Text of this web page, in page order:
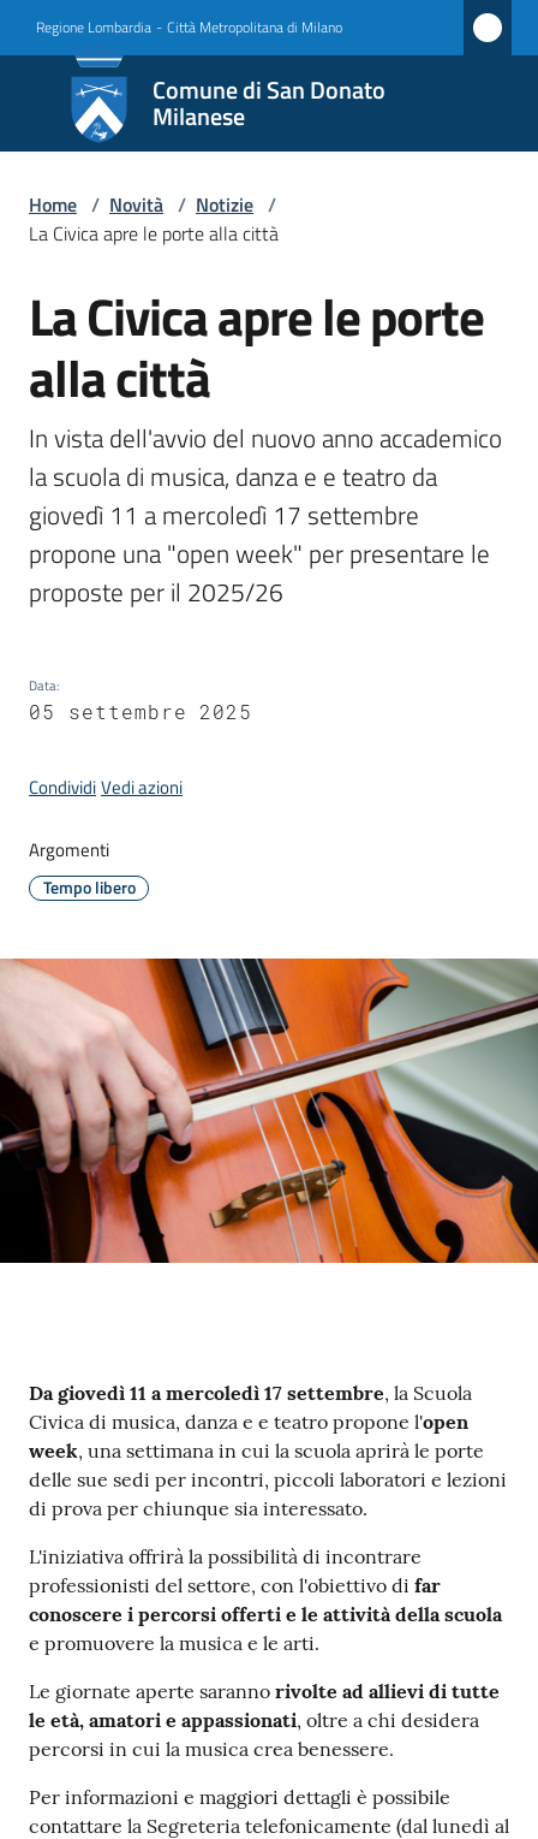
Regione Lombardia - Città Metropolitana di Milano
Comune di San Donato
Milanese
Comune
di San
Donato
Milanese
Amministrazione
Novità
Menu selezionato
Servizi
Vivere
San
Donato
Milanese
argomenti
Seguici
Home / Novità / Notizie /
La Civica apre le porte alla città
Salta al contenuto
La Civica apre le porte
alla città
In vista dell'avvio del nuovo anno accademico
la scuola di musica, danza e e teatro da
giovedì 11 a mercoledì 17 settembre
propone una "open week" per presentare le
proposte per il 2025/26
Data:
05 settembre 2025
CondividiVedi azioni
Argomenti
Tempo libero
Contenuto
Da giovedì 11 a mercoledì 17 settembre, la Scuola
Civica di musica, danza e e teatro propone l'open
week, una settimana in cui la scuola aprirà le porte
delle sue sedi per incontri, piccoli laboratori e lezioni
di prova per chiunque sia interessato.
L'iniziativa offrirà la possibilità di incontrare
professionisti del settore, con l'obiettivo di far
conoscere i percorsi offerti e le attività della scuola
e promuovere la musica e le arti.
Le giornate aperte saranno rivolte ad allievi di tutte
le età, amatori e appassionati, oltre a chi desidera
percorsi in cui la musica crea benessere.
Per informazioni e maggiori dettagli è possibile
contattare la Segreteria telefonicamente (dal lunedì al